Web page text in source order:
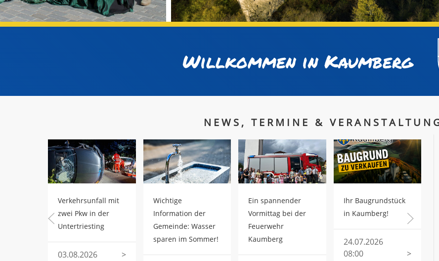
Willkommen in Kaumberg
NEWS, TERMINE &
Verkehrsunfall mit
zwei Pkw in der
Untertriesting
03.08.2026 >
Wichtige
Information der
Gemeinde: Wasser
sparen im Sommer!
Ein spannender
Vormittag bei der
Feuerwehr
Kaumberg
Ihr Baugrundstück
in Kaumberg!
24.07.2026
08:00
>